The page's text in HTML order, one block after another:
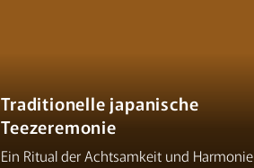
Traditionelle japanische
Teezeremonie
Ein Ritual der Achtsamkeit und Harmonie